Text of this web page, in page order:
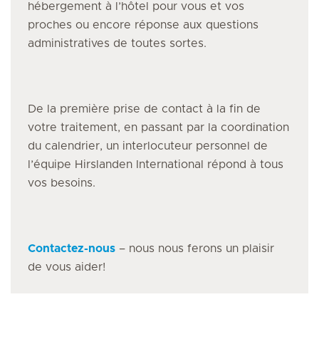
hébergement à l’hôtel pour vous et vos
proches ou encore réponse aux questions
administratives de toutes sortes.
De la première prise de contact à la fin de
votre traitement, en passant par la coordination
du calendrier, un interlocuteur personnel de
l’équipe Hirslanden International répond à tous
vos besoins.
Contactez-nous – nous nous ferons un plaisir
de vous aider!